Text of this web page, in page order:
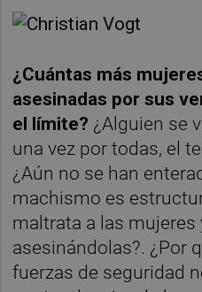
¿Cuántas más
asesinadas por sus
el límite? ¿Alguien se
una vez por todas, el
¿Aún no se han
machismo es
maltrata a las mujeres
asesinándolas?. ¿Por
fuerzas de seguridad